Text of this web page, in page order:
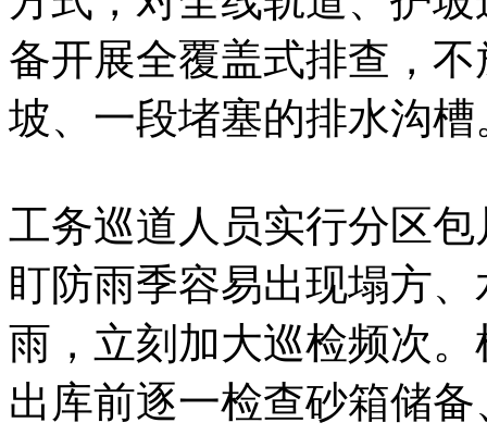
备开展全覆盖式排查，
坡、一段堵塞的排水沟槽
工务巡道人员实行分区
盯防雨季容易出现塌方
雨，立刻加大巡检频次
出库前逐一检查砂箱储